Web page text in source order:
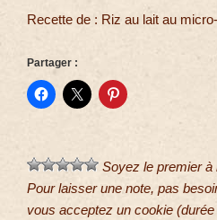
Recette de : Riz au lait au
Partager :
Soyez le premier à
Pour laisser une note, pas
vous acceptez un cookie